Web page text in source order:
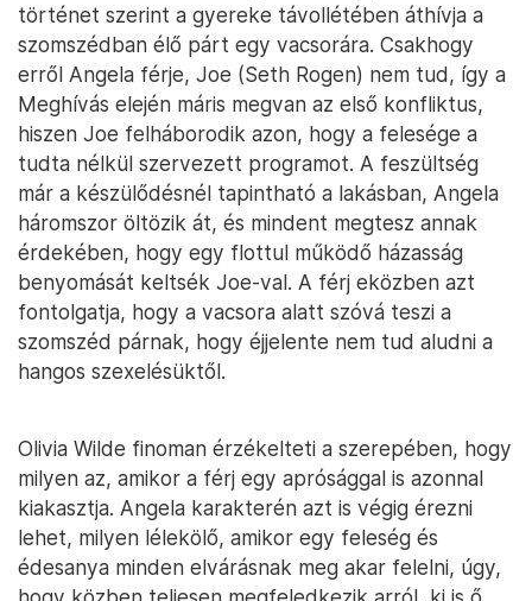
történet szerint a gyereke távollétében áthívja a
szomszédban élő párt egy vacsorára. Csakhogy
erről Angela férje, Joe (Seth Rogen) nem tud, így a
Meghívás elején máris megvan az első konfliktus,
hiszen Joe felháborodik azon, hogy a felesége a
tudta nélkül szervezett programot. A feszültség
már a készülődésnél tapintható a lakásban, Angela
háromszor öltözik át, és mindent megtesz annak
érdekében, hogy egy flottul működő házasság
benyomását keltsék Joe-val. A férj eközben azt
fontolgatja, hogy a vacsora alatt szóvá teszi a
szomszéd párnak, hogy éjjelente nem tud aludni a
hangos szexelésüktől.
Olivia Wilde finoman érzékelteti a szerepében, hogy
milyen az, amikor a férj egy aprósággal is azonnal
kiakasztja. Angela karakterén azt is végig érezni
lehet, milyen lélekölő, amikor egy feleség és
édesanya minden elvárásnak meg akar felelni, úgy,